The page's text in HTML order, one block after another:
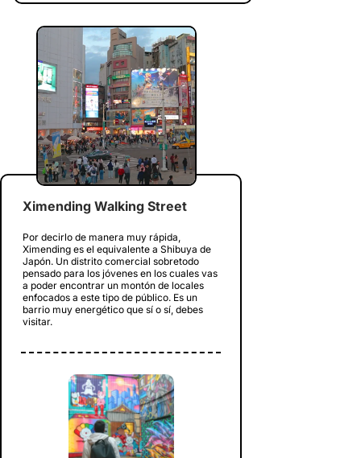
Ximending Walking Street
Por decirlo de manera muy rápida,
Ximending es el equivalente a Shibuya de
Japón. Un distrito comercial sobretodo
pensado para los jóvenes en los cuales vas
a poder encontrar un montón de locales
enfocados a este tipo de público. Es un
barrio muy energético que sí o sí, debes
visitar.